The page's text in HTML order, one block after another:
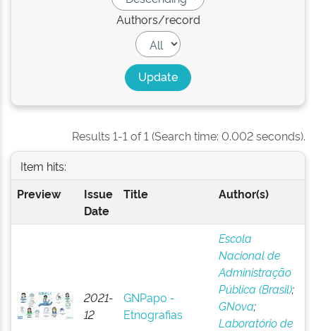
Authors/record
Results 1-1 of 1 (Search time: 0.002 seconds).
Item hits:
Preview
Issue
Date
Title Author(s)
2021-
12
GNPapo -
Etnografias
Escola
Nacional de
Administração
Pública (Brasil);
GNova;
Laboratório de